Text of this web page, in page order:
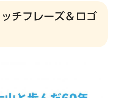
チフレーズ＆ロゴ